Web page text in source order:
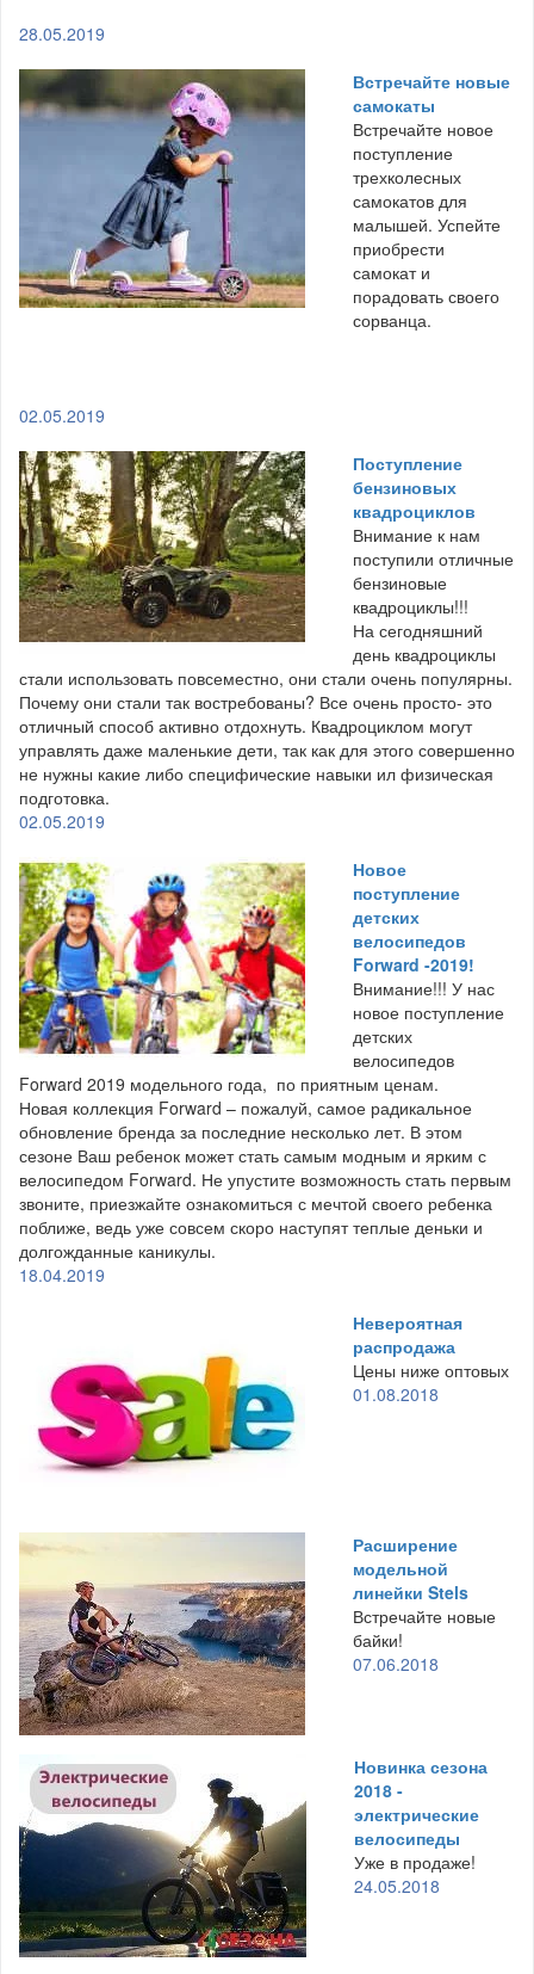
28.05.2019
Встречайте новые
самокаты
Встречайте новое
поступление
трехколесных
самокатов для
малышей. Успейте
приобрести
самокат и
порадовать своего
сорванца.
02.05.2019
Поступление
бензиновых
квадроциклов
Внимание к нам
поступили отличные
бензиновые
квадроциклы!!!
На сегодняшний
день квадроциклы
стали использовать повсеместно, они стали очень популярны.
Почему они стали так востребованы? Все очень просто- это
отличный способ активно отдохнуть. Квадроциклом могут
управлять даже маленькие дети, так как для этого совершенно
не нужны какие либо специфические навыки ил физическая
подготовка.
02.05.2019
Новое
поступление
детских
велосипедов
Forward -2019!
Внимание!!! У нас
новое поступление
детских
велосипедов
Forward 2019 модельного года, по приятным ценам.
Новая коллекция Forward – пожалуй, самое радикальное
обновление бренда за последние несколько лет. В этом
сезоне Ваш ребенок может стать самым модным и ярким с
велосипедом Forward. Не упустите возможность стать первым
звоните, приезжайте ознакомиться с мечтой своего ребенка
поближе, ведь уже совсем скоро наступят теплые деньки и
долгожданные каникулы.
18.04.2019
Невероятная
распродажа
Цены ниже оптовых
01.08.2018
Расширение
модельной
линейки Stels
Встречайте новые
байки!
07.06.2018
Новинка сезона
2018 -
электрические
велосипеды
Уже в продаже!
24.05.2018